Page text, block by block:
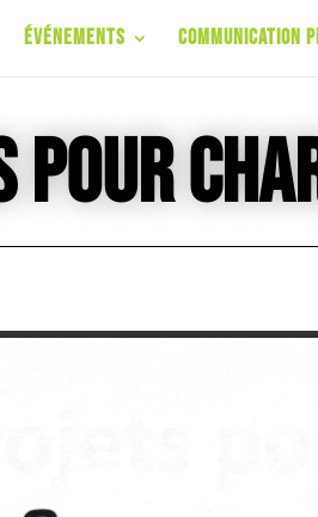
Événements Communication
pour